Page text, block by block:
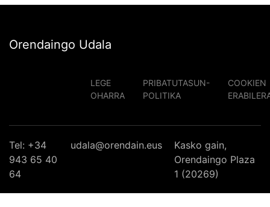
Orendaingo Udala
LEGE
OHARRA
PRIBATUTASUN-
POLITIKA
COOKIEN
Tel: +34
943 65 40
64
udala@orendain.eus
Kasko gain,
Orendaingo Plaza
1 (20269)